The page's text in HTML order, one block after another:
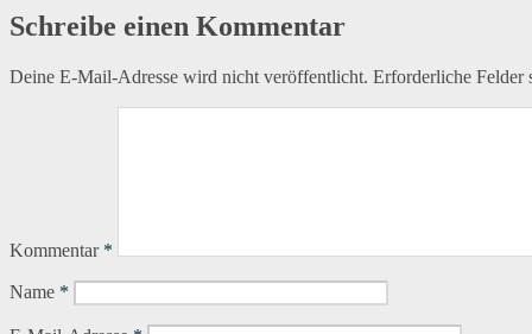
Schreibe einen Kommentar
Deine E-Mail-Adresse wird nicht veröffentlicht. Erforderliche Felder
Kommentar *
Name *